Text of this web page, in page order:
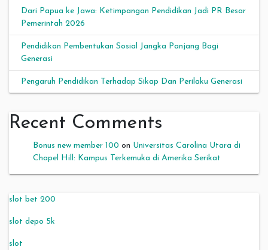
Dari Papua ke Jawa: Ketimpangan Pendidikan Jadi PR Besar
Pemerintah 2026
Pendidikan Pembentukan Sosial Jangka Panjang Bagi
Generasi
Pengaruh Pendidikan Terhadap Sikap Dan Perilaku Generasi
Recent Comments
Bonus new member 100 on Universitas Carolina Utara di
Chapel Hill: Kampus Terkemuka di Amerika Serikat
slot bet 200
slot depo 5k
slot